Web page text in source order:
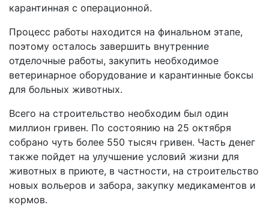
карантинная с операционной.
Процесс работы находится на финальном этапе,
поэтому осталось завершить внутренние
отделочные работы, закупить необходимое
ветеринарное оборудование и карантинные боксы
для больных животных.
Всего на строительство необходим был один
миллион гривен. По состоянию на 25 октября
собрано чуть более 550 тысяч гривен. Часть денег
также пойдет на улучшение условий жизни для
животных в приюте, в частности, на строительство
новых вольеров и забора, закупку медикаментов и
кормов.